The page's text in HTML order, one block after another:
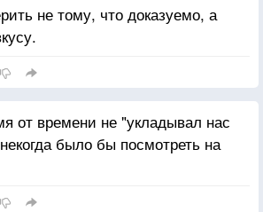
не тому, что доказуемо, а
от времени не "укладывал нас
было бы посмотреть на